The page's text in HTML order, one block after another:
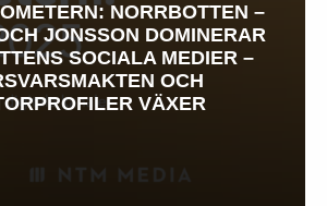
NORRBOTTEN –
JONSSON DOMINERAR
SOCIALA MEDIER –
OCH
VÄXER